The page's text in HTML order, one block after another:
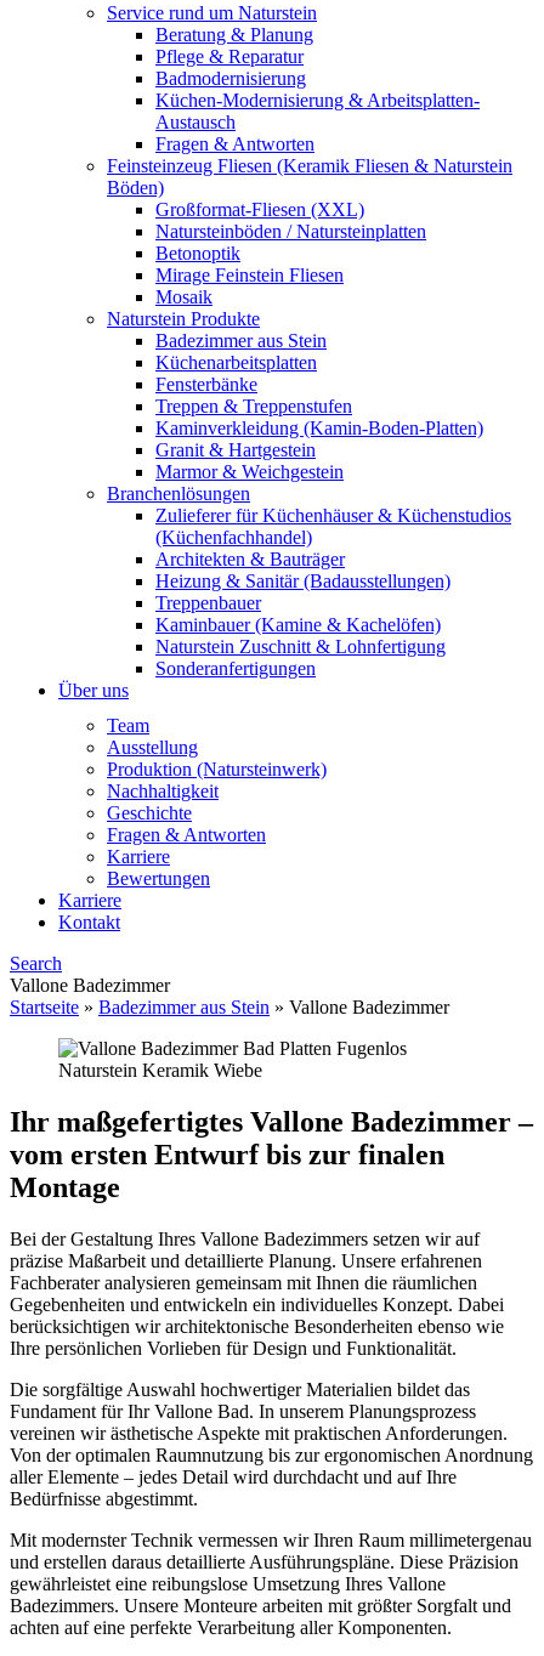
Service rund um Naturstein
Beratung & Planung
Pflege & Reparatur
Badmodernisierung
Küchen-Modernisierung & Arbeitsplatten-
Austausch
Fragen & Antworten
Feinsteinzeug Fliesen (Keramik Fliesen & Naturstein
Böden)
Großformat-Fliesen (XXL)
Natursteinböden / Natursteinplatten
Betonoptik
Mirage Feinstein Fliesen
Mosaik
Naturstein Produkte
Badezimmer aus Stein
Küchenarbeitsplatten
Fensterbänke
Treppen & Treppenstufen
Kaminverkleidung (Kamin-Boden-Platten)
Granit & Hartgestein
Marmor & Weichgestein
Branchenlösungen
Zulieferer für Küchenhäuser & Küchenstudios
(Küchenfachhandel)
Architekten & Bauträger
Heizung & Sanitär (Badausstellungen)
Treppenbauer
Kaminbauer (Kamine & Kachelöfen)
Naturstein Zuschnitt & Lohnfertigung
Sonderanfertigungen
Über uns
Team
Ausstellung
Produktion (Natursteinwerk)
Nachhaltigkeit
Geschichte
Fragen & Antworten
Karriere
Bewertungen
Karriere
Kontakt
Search
Vallone Badezimmer
Startseite » Badezimmer aus Stein » Vallone Badezimmer
Ihr maßgefertigtes Vallone Badezimmer –
vom ersten Entwurf bis zur finalen
Montage
Bei der Gestaltung Ihres Vallone Badezimmers setzen wir auf
präzise Maßarbeit und detaillierte Planung. Unsere erfahrenen
Fachberater analysieren gemeinsam mit Ihnen die räumlichen
Gegebenheiten und entwickeln ein individuelles Konzept. Dabei
berücksichtigen wir architektonische Besonderheiten ebenso wie
Ihre persönlichen Vorlieben für Design und Funktionalität.
Die sorgfältige Auswahl hochwertiger Materialien bildet das
Fundament für Ihr Vallone Bad. In unserem Planungsprozess
vereinen wir ästhetische Aspekte mit praktischen Anforderungen.
Von der optimalen Raumnutzung bis zur ergonomischen Anordnung
aller Elemente – jedes Detail wird durchdacht und auf Ihre
Bedürfnisse abgestimmt.
Mit modernster Technik vermessen wir Ihren Raum millimetergenau
und erstellen daraus detaillierte Ausführungspläne. Diese Präzision
gewährleistet eine reibungslose Umsetzung Ihres Vallone
Badezimmers. Unsere Monteure arbeiten mit größter Sorgfalt und
achten auf eine perfekte Verarbeitung aller Komponenten.